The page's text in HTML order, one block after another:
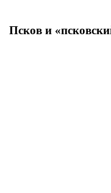
Псков и